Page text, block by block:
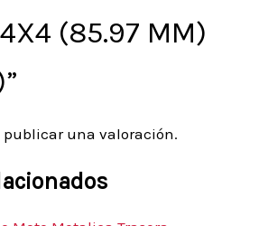
(85.97 MM)
una valoración.